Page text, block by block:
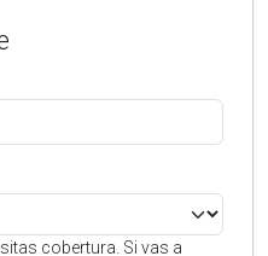
cobertura. Si vas a